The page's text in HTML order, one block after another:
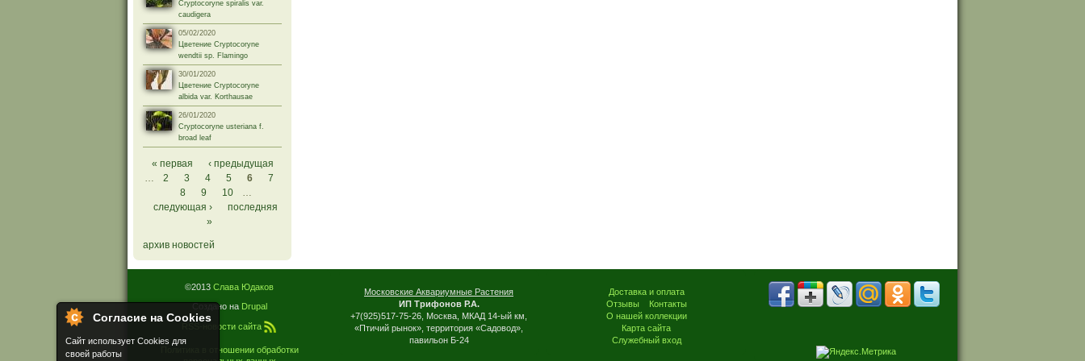
Согласие на Cookies
Сайт использует Cookies для
своей работы
Cryptocoryne spiralis var.
caudigera
05/02/2020
Цветение Cryptocoryne
wendtii sp. Flamingo
30/01/2020
Цветение Cryptocoryne
albida var. Korthausae
26/01/2020
Cryptocoryne usteriana f.
broad leaf
« первая
‹ предыдущая
2 3 4 5 6
7
8
9 10
следующая ›
последняя
»
архив новостей
©2013 Слава Юдаков
Создано на Drupal
RSS-новости сайта
Политика в отношении обработки
Московские Аквариумные Растения
ИП Трифонов Р.А.
+7(925)517-75-26, Москва, МКАД 14-ый км,
«Птичий рынок», территория «Садовод»,
павильон Б-24
Доставка и оплата
Отзывы
Контакты
О нашей коллекции
Карта сайта
Служебный вход